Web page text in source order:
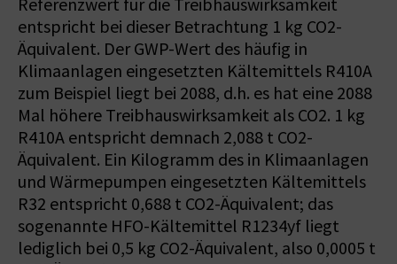
Referenzwert für die Treibhauswirksamkeit
entspricht bei dieser Betrachtung 1 kg CO2-
Äquivalent. Der GWP-Wert des häufig in
Klimaanlagen eingesetzten Kältemittels R410A
zum Beispiel liegt bei 2088, d.h. es hat eine 2088
Mal höhere Treibhauswirksamkeit als CO2. 1 kg
R410A entspricht demnach 2,088 t CO2-
Äquivalent. Ein Kilogramm des in Klimaanlagen
und Wärmepumpen eingesetzten Kältemittels
R32 entspricht 0,688 t CO2-Äquivalent; das
sogenannte HFO-Kältemittel R1234yf liegt
lediglich bei 0,5 kg CO2-Äquivalent, also 0,0005 t